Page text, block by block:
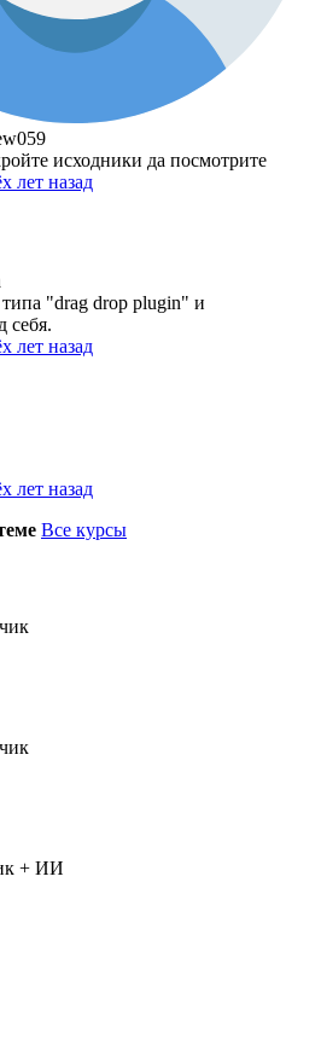
исходники да посмотрите
лет назад
типа "drag drop plugin" и
себя.
лет назад
лет назад
Все курсы
+ ИИ